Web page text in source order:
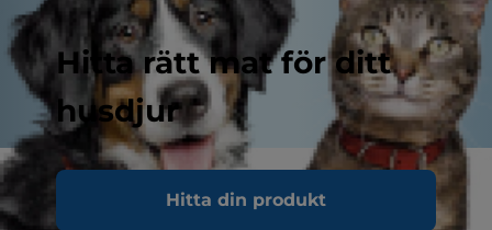
Hitta rätt mat för ditt
husdjur
Hitta din produkt
Whether you just adopted your new dog from a
local shelter, a breeder or a store, there's nothing